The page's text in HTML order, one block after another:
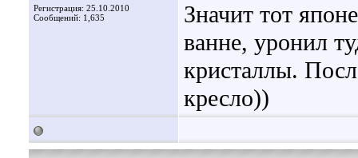
Регистрация: 25.10.2010
Сообщений: 1,635
Значит тот
ванне, уронил
кристаллы.
кресло))